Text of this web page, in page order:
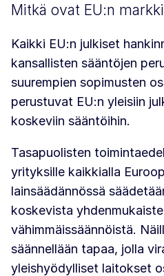
Mitkä ovat EU:n
Kaikki EU:n julkiset
kansallisten sääntöjen
suurempien sopimusten
perustuvat EU:n yleisiin
koskeviin sääntöihin.
Tasapuolisten
yrityksille kaikkialla
lainsäädännössä
koskevista
vähimmäissäännöistä.
säännellään tapaa, jolla
yleishyödylliset laitokset